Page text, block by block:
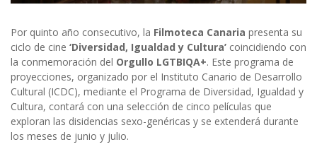
Por quinto año consecutivo, la Filmoteca Canaria presenta su
ciclo de cine ‘Diversidad, Igualdad y Cultura’ coincidiendo con
la conmemoración del Orgullo LGTBIQA+. Este programa de
proyecciones, organizado por el Instituto Canario de Desarrollo
Cultural (ICDC), mediante el Programa de Diversidad, Igualdad y
Cultura, contará con una selección de cinco películas que
exploran las disidencias sexo-genéricas y se extenderá durante
los meses de junio y julio.